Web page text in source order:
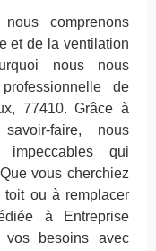
comprenons
et de la ventilation
nous nous
de
77410. Grâce à
faire, nous
impeccables qui
vous cherchiez
ou à remplacer
à Entreprise
besoins avec